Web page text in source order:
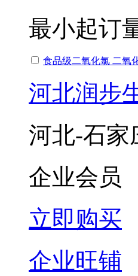
最小起订
食品级二氧化氯 二氧
河北润步
河北-石家
企业会员
立即购买
企业旺铺